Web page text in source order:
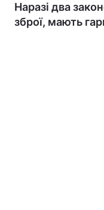
Наразі два
зброї, мають